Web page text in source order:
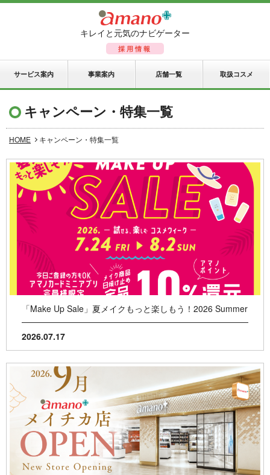
キレイと元気のナビゲーター
採用情報
サービス案内 事業案内 店舗一覧 取扱コスメ
キャンペーン・特集一覧
HOME キャンペーン・特集一覧
「Make Up Sale」夏メイクもっと楽しもう！2026 Summer
2026.07.17